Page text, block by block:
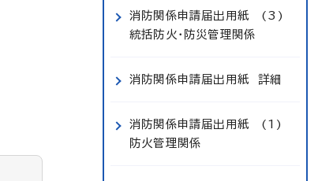
消防関係申請届出用紙 (3)
統括防火・防災管理関係
消防関係申請届出用紙 詳細
消防関係申請届出用紙 (1)
防火管理関係